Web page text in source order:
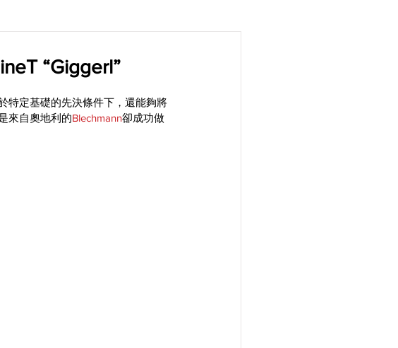
“Giggerl”
特定基礎的先決條件下，還能夠將
來自奧地利的Blechmann卻成功做